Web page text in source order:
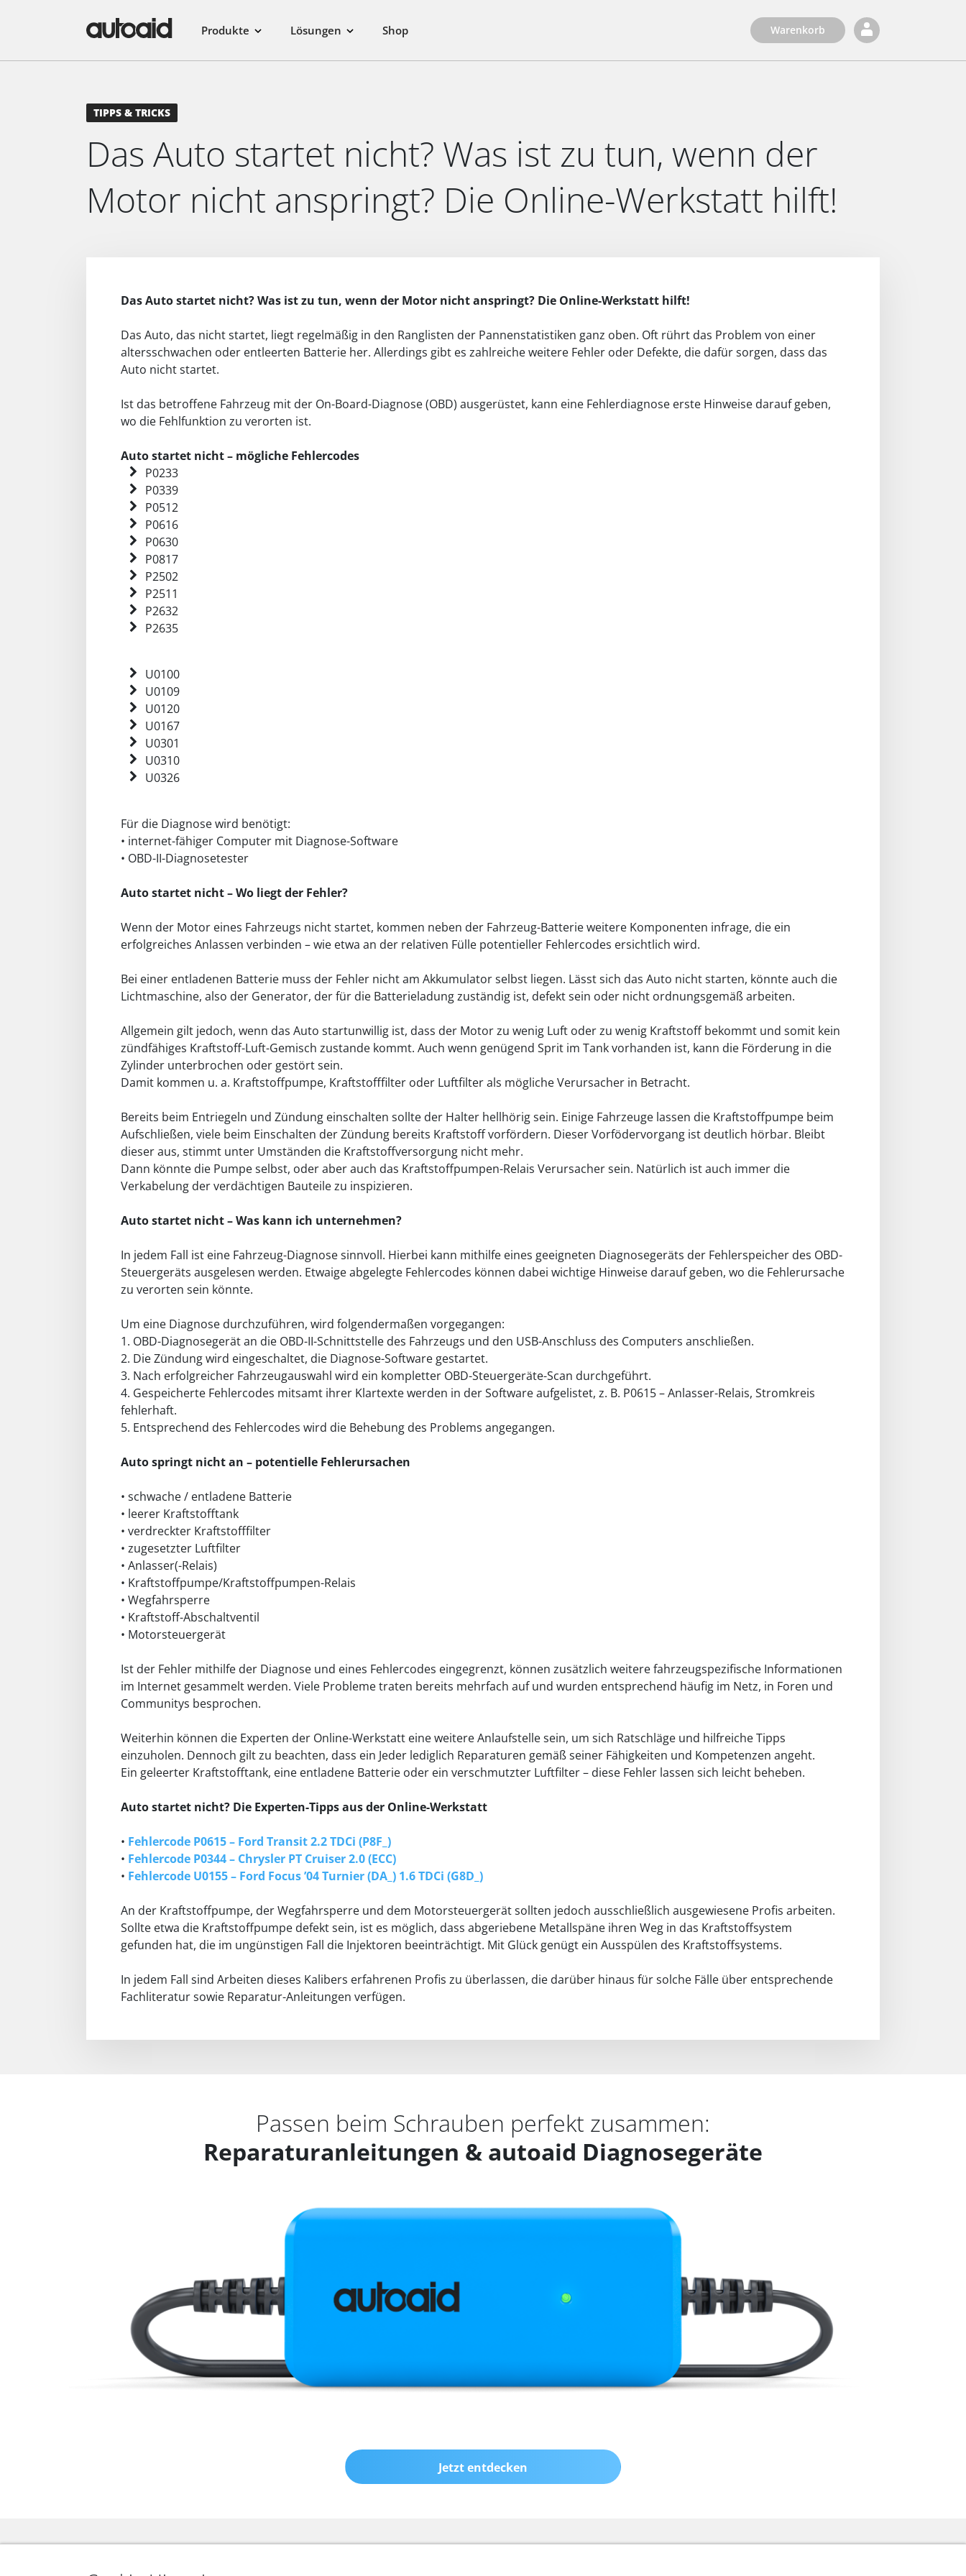
Produkte Lösungen Shop Warenkorb
TIPPS & TRICKS
Das Auto startet nicht? Was ist zu tun, wenn der
Motor nicht anspringt? Die Online-Werkstatt hilft!
Das Auto startet nicht? Was ist zu tun, wenn der Motor nicht anspringt? Die Online-Werkstatt hilft!
Das Auto, das nicht startet, liegt regelmäßig in den Ranglisten der Pannenstatistiken ganz oben. Oft rührt das Problem von einer
altersschwachen oder entleerten Batterie her. Allerdings gibt es zahlreiche weitere Fehler oder Defekte, die dafür sorgen, dass das
Auto nicht startet.
Ist das betroffene Fahrzeug mit der On-Board-Diagnose (OBD) ausgerüstet, kann eine Fehlerdiagnose erste Hinweise darauf geben,
wo die Fehlfunktion zu verorten ist.
Auto startet nicht – mögliche Fehlercodes
P0233
P0339
P0512
P0616
P0630
P0817
P2502
P2511
P2632
P2635
U0100
U0109
U0120
U0167
U0301
U0310
U0326
Für die Diagnose wird benötigt:
• internet-fähiger Computer mit Diagnose-Software
• OBD-II-Diagnosetester
Auto startet nicht – Wo liegt der Fehler?
Wenn der Motor eines Fahrzeugs nicht startet, kommen neben der Fahrzeug-Batterie weitere Komponenten infrage, die ein
erfolgreiches Anlassen verbinden – wie etwa an der relativen Fülle potentieller Fehlercodes ersichtlich wird.
Bei einer entladenen Batterie muss der Fehler nicht am Akkumulator selbst liegen. Lässt sich das Auto nicht starten, könnte auch die
Lichtmaschine, also der Generator, der für die Batterieladung zuständig ist, defekt sein oder nicht ordnungsgemäß arbeiten.
Allgemein gilt jedoch, wenn das Auto startunwillig ist, dass der Motor zu wenig Luft oder zu wenig Kraftstoff bekommt und somit kein
zündfähiges Kraftstoff-Luft-Gemisch zustande kommt. Auch wenn genügend Sprit im Tank vorhanden ist, kann die Förderung in die
Zylinder unterbrochen oder gestört sein.
Damit kommen u. a. Kraftstoffpumpe, Kraftstofffilter oder Luftfilter als mögliche Verursacher in Betracht.
Bereits beim Entriegeln und Zündung einschalten sollte der Halter hellhörig sein. Einige Fahrzeuge lassen die Kraftstoffpumpe beim
Aufschließen, viele beim Einschalten der Zündung bereits Kraftstoff vorfördern. Dieser Vorfödervorgang ist deutlich hörbar. Bleibt
dieser aus, stimmt unter Umständen die Kraftstoffversorgung nicht mehr.
Dann könnte die Pumpe selbst, oder aber auch das Kraftstoffpumpen-Relais Verursacher sein. Natürlich ist auch immer die
Verkabelung der verdächtigen Bauteile zu inspizieren.
Auto startet nicht – Was kann ich unternehmen?
In jedem Fall ist eine Fahrzeug-Diagnose sinnvoll. Hierbei kann mithilfe eines geeigneten Diagnosegeräts der Fehlerspeicher des OBD-
Steuergeräts ausgelesen werden. Etwaige abgelegte Fehlercodes können dabei wichtige Hinweise darauf geben, wo die Fehlerursache
zu verorten sein könnte.
Um eine Diagnose durchzuführen, wird folgendermaßen vorgegangen:
1. OBD-Diagnosegerät an die OBD-II-Schnittstelle des Fahrzeugs und den USB-Anschluss des Computers anschließen.
2. Die Zündung wird eingeschaltet, die Diagnose-Software gestartet.
3. Nach erfolgreicher Fahrzeugauswahl wird ein kompletter OBD-Steuergeräte-Scan durchgeführt.
4. Gespeicherte Fehlercodes mitsamt ihrer Klartexte werden in der Software aufgelistet, z. B. P0615 – Anlasser-Relais, Stromkreis
fehlerhaft.
5. Entsprechend des Fehlercodes wird die Behebung des Problems angegangen.
Auto springt nicht an – potentielle Fehlerursachen
• schwache / entladene Batterie
• leerer Kraftstofftank
• verdreckter Kraftstofffilter
• zugesetzter Luftfilter
• Anlasser(-Relais)
• Kraftstoffpumpe/Kraftstoffpumpen-Relais
• Wegfahrsperre
• Kraftstoff-Abschaltventil
• Motorsteuergerät
Ist der Fehler mithilfe der Diagnose und eines Fehlercodes eingegrenzt, können zusätzlich weitere fahrzeugspezifische Informationen
im Internet gesammelt werden. Viele Probleme traten bereits mehrfach auf und wurden entsprechend häufig im Netz, in Foren und
Communitys besprochen.
Weiterhin können die Experten der Online-Werkstatt eine weitere Anlaufstelle sein, um sich Ratschläge und hilfreiche Tipps
einzuholen. Dennoch gilt zu beachten, dass ein Jeder lediglich Reparaturen gemäß seiner Fähigkeiten und Kompetenzen angeht.
Ein geleerter Kraftstofftank, eine entladene Batterie oder ein verschmutzter Luftfilter – diese Fehler lassen sich leicht beheben.
Auto startet nicht? Die Experten-Tipps aus der Online-Werkstatt
• Fehlercode P0615 – Ford Transit 2.2 TDCi (P8F_)
• Fehlercode P0344 – Chrysler PT Cruiser 2.0 (ECC)
• Fehlercode U0155 – Ford Focus ’04 Turnier (DA_) 1.6 TDCi (G8D_)
An der Kraftstoffpumpe, der Wegfahrsperre und dem Motorsteuergerät sollten jedoch ausschließlich ausgewiesene Profis arbeiten.
Sollte etwa die Kraftstoffpumpe defekt sein, ist es möglich, dass abgeriebene Metallspäne ihren Weg in das Kraftstoffsystem
gefunden hat, die im ungünstigen Fall die Injektoren beeinträchtigt. Mit Glück genügt ein Ausspülen des Kraftstoffsystems.
In jedem Fall sind Arbeiten dieses Kalibers erfahrenen Profis zu überlassen, die darüber hinaus für solche Fälle über entsprechende
Fachliteratur sowie Reparatur-Anleitungen verfügen.
Passen beim Schrauben perfekt zusammen:
Reparaturanleitungen & autoaid Diagnosegeräte
Jetzt entdecken